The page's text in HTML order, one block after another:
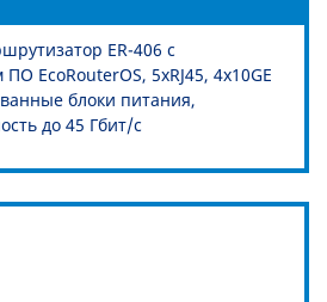
ER-406 с
EcoRouterOS, 5xRJ45, 4x10GE
блоки питания,
до 45 Гбит/c